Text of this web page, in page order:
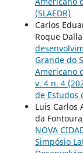
(SLAEDR)
Carlos
Roque
Grande do
Americano
v. 4 n. 4
de Estudos
Luis Carlos
da
NOVA
Simpósio